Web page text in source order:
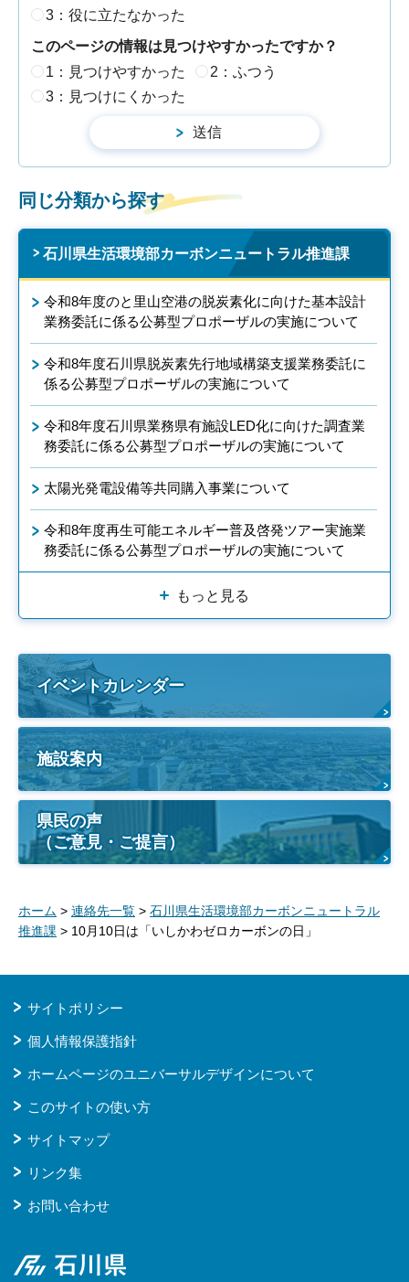
3：役に立たなかった
このページの情報は見つけやすかったですか？
1：見つけやすかった
2：ふつう
3：見つけにくかった
同じ分類から探す
石川県生活環境部カーボンニュートラル推進課
令和8年度のと里山空港の脱炭素化に向けた基本設計
業務委託に係る公募型プロポーザルの実施について
令和8年度石川県脱炭素先行地域構築支援業務委託に
係る公募型プロポーザルの実施について
令和8年度石川県業務県有施設LED化に向けた調査業
務委託に係る公募型プロポーザルの実施について
太陽光発電設備等共同購入事業について
令和8年度再生可能エネルギー普及啓発ツアー実施業
務委託に係る公募型プロポーザルの実施について
もっと見る
イベントカレンダー
施設案内
県民の声
（ご意見・ご提言）
ホーム > 連絡先一覧 > 石川県生活環境部カーボンニュートラル
推進課 > 10月10日は「いしかわゼロカーボンの日」
サイトポリシー
個人情報保護指針
ホームページのユニバーサルデザインについて
このサイトの使い方
サイトマップ
リンク集
お問い合わせ
石川県